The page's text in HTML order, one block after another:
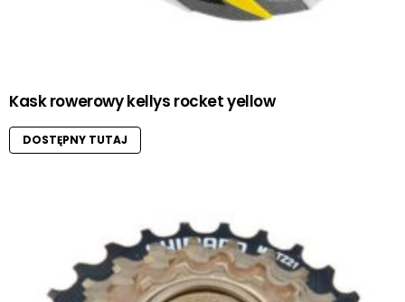
Kask rowerowy kellys rocket yellow
DOSTĘPNY TUTAJ